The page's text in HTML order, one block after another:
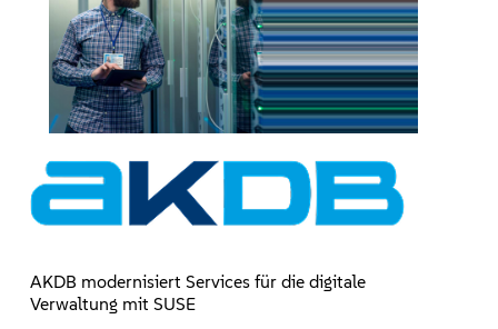
AKDB modernisiert Services für die digitale
Verwaltung mit SUSE